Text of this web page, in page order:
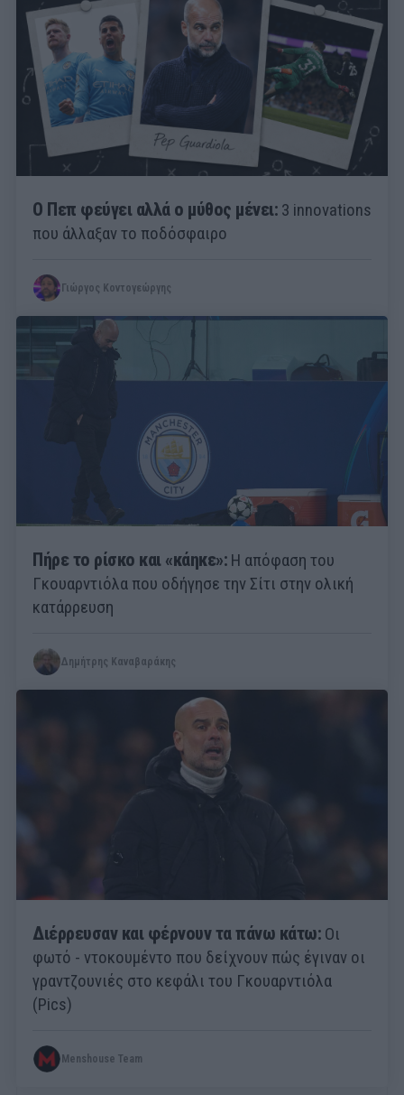
Ο Πεπ φεύγει αλλά ο μύθος μένει: 3 innovations
που άλλαξαν το ποδόσφαιρο
Γιώργος Κοντογεώργης
Πήρε το ρίσκο και «κάηκε»: Η απόφαση του
Γκουαρντιόλα που οδήγησε την Σίτι στην ολική
κατάρρευση
Δημήτρης Καναβαράκης
Διέρρευσαν και φέρνουν τα πάνω κάτω: Οι
φωτό - ντοκουμέντο που δείχνουν πώς έγιναν οι
γραντζουνιές στο κεφάλι του Γκουαρντιόλα
(Pics)
Menshouse Team